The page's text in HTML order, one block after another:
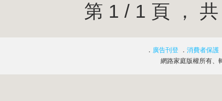
第 1 / 1 頁
． 廣告刊登 ． 消費者保護
網路家庭版權所有、